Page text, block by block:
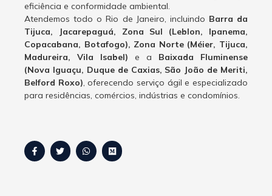
eficiência e conformidade ambiental.
Atendemos todo o Rio de Janeiro, incluindo Barra da
Tijuca, Jacarepaguá, Zona Sul (Leblon, Ipanema,
Copacabana, Botafogo), Zona Norte (Méier, Tijuca,
Madureira, Vila Isabel) e a Baixada Fluminense
(Nova Iguaçu, Duque de Caxias, São João de Meriti,
Belford Roxo), oferecendo serviço ágil e especializado
para residências, comércios, indústrias e condomínios.